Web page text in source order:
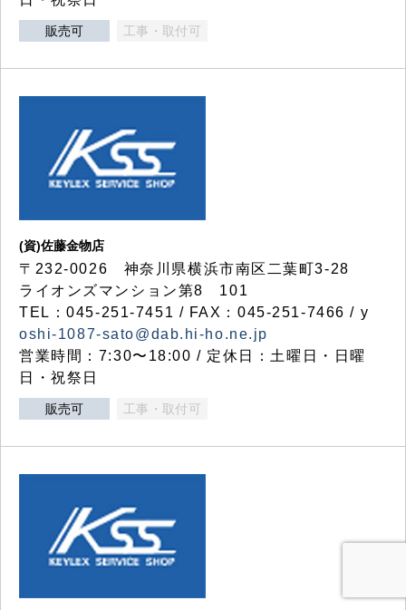
販売可 工事・取付可
(資)佐藤金物店
〒232-0026 神奈川県横浜市南区二葉町3-28
ライオンズマンション第8 101
TEL：045-251-7451 / FAX：045-251-7466 / y
oshi-1087-sato@dab.hi-ho.ne.jp
営業時間：7:30〜18:00 / 定休日：土曜日・日曜
日・祝祭日
販売可 工事・取付可